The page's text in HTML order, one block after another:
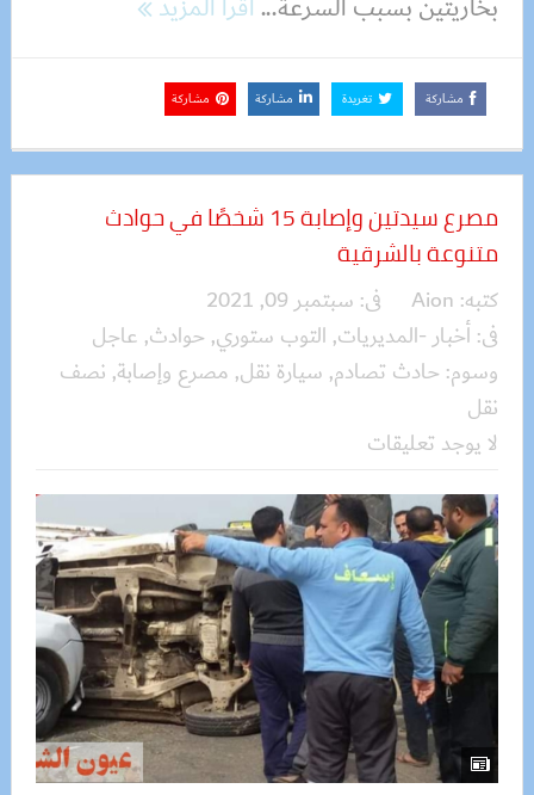
مشاركة تغريدة مشاركة مشاركة
مصرع سيدتين وإصابة 15 شخصًا في حوادث
متنوعة بالشرقية
كتبه: Aion فى: سبتمبر 09, 2021
فى:أخبار -المديريات, التوب ستوري, حوادث, عاجل
وسوم: حادث تصادم, سيارة نقل, مصرع وإصابة, نصف
نقل
لا يوجد تعليقات